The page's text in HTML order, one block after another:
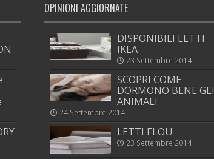
OPINIONI AGGIORNATE
DISPONIBILI LETTI
IKEA
23 Settembre 2014
SCOPRI COME
DORMONO BENE GLI
ANIMALI
24 Settembre 2014
LETTI FLOU
23 Settembre 2014